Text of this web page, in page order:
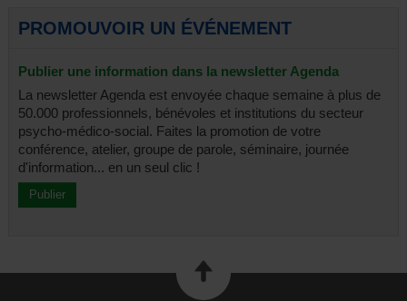
PROMOUVOIR UN ÉVÉNEMENT
Publier une information dans la newsletter Agenda
La newsletter Agenda est envoyée chaque semaine à plus de
50.000 professionnels, bénévoles et institutions du secteur
psycho-médico-social. Faites la promotion de votre
conférence, atelier, groupe de parole, séminaire, journée
d'information... en un seul clic !
Publier